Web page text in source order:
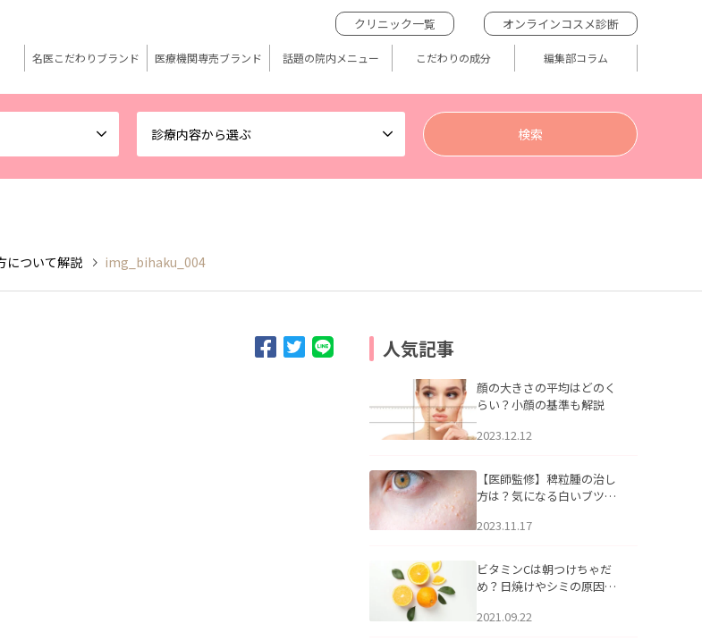
診療内容から選ぶ
クリニック一覧 オンラインコスメ診断
名医こだわりブランド 医療機関専売ブランド 話題の院内メニュー こだわりの成分 編集部コラム
について解説 img_bihaku_004
人気記事
顔の大きさの平均はどのく
らい？小顔の基準も解説
2023.12.12
【医師監修】稗粒腫の治し
方は？気になる白いブツブ
アについて
2023.11.17
ビタミンCは朝つけちゃだ
め？日焼けやシミの原因に
2021.09.22